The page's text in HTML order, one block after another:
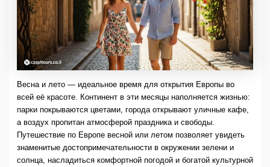
Весна и лето — идеальное время для открытия Европы во
всей её красоте. Континент в эти месяцы наполняется жизнью:
парки покрываются цветами, города открывают уличные кафе,
а воздух пропитан атмосферой праздника и свободы.
Путешествие по Европе весной или летом позволяет увидеть
знаменитые достопримечательности в окружении зелени и
солнца, насладиться комфортной погодой и богатой культурной